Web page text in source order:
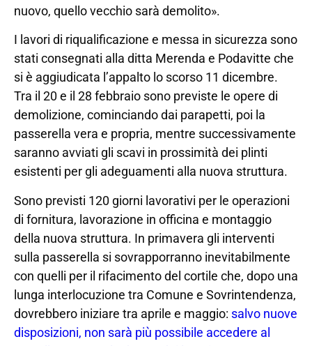
nuovo, quello vecchio sarà demolito».
I lavori di riqualificazione e messa in sicurezza sono
stati consegnati alla ditta Merenda e Podavitte che
si è aggiudicata l’appalto lo scorso 11 dicembre.
Tra il 20 e il 28 febbraio sono previste le opere di
demolizione, cominciando dai parapetti, poi la
passerella vera e propria, mentre successivamente
saranno avviati gli scavi in prossimità dei plinti
esistenti per gli adeguamenti alla nuova struttura.
Sono previsti 120 giorni lavorativi per le operazioni
di fornitura, lavorazione in officina e montaggio
della nuova struttura. In primavera gli interventi
sulla passerella si sovrapporranno inevitabilmente
con quelli per il rifacimento del cortile che, dopo una
lunga interlocuzione tra Comune e Sovrintendenza,
dovrebbero iniziare tra aprile e maggio: salvo nuove
disposizioni, non sarà più possibile accedere al